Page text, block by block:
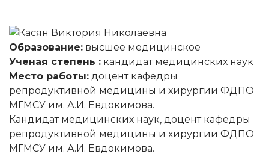
Образование: высшее медицинское
Ученая степень : кандидат медицинских наук
Место работы: доцент кафедры
репродуктивной медицины и хирургии ФДПО
МГМСУ им. А.И. Евдокимова.
Кандидат медицинских наук, доцент кафедры
репродуктивной медицины и хирургии ФДПО
МГМСУ им. А.И. Евдокимова.